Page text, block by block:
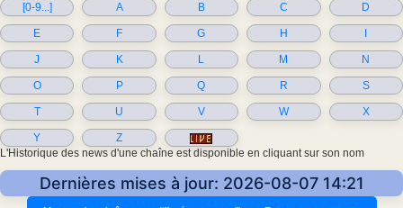
[0-9...] A B C D
E F G H
J K L M N
O P Q R S
T U V W X
Y
Z
L'Historique des news d'une chaîne est disponible en cliquant sur son nom
Dernières mises à jour: 2026-08-07 14:21